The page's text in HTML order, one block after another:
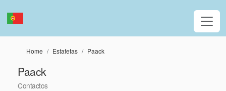
Home Estafetas Paack
Paack
Contactos